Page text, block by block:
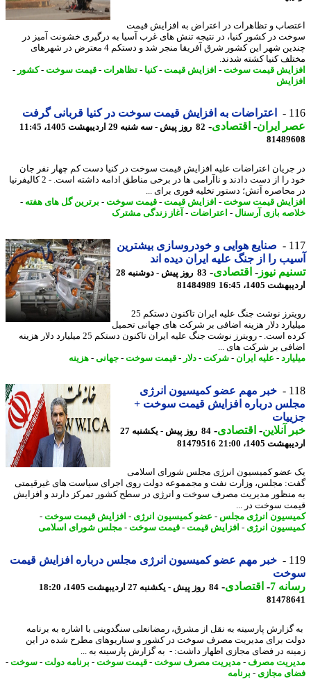
و تظاهرات در اعتراض به افزایش قیمت
در کشور کنیا، در نتیجه تنش های غرب آسیا به درگیری خشونت آمیز در
چندین شهر این کشور شرق آفریقا منجر شد و دستکم 4 معترض در شهرهای
کنیا کشته شدند.
قیمت سوخت-افزایش قیمت-کنیا-تظاهرات- قیمت سوخت-کشور-
اعتراضات به افزایش قیمت سوخت در کنیا قربانی گرفت
ایران- اقتصادی-82 روز پیش - سه شنبه 29 اردیبهشت 1405، 11:45
اعتراضات علیه افزایش قیمت سوخت در کنیا دست کم چهار نفر جان
خود را از دست دادند و ناآرامی ها در برخی مناطق ادامه داشته است. - 2 کالیفرنیا
آتش؛ دستور تخلیه فوری برای ...
قیمت سوخت-افزایش قیمت-قیمت سوخت-برترین گل های هفته-
بازی آرسنال-اعتراضات-آغاز زندگی مشترک
صنایع هوایی و خودروسازی بیشترین
را از جنگ علیه ایران دیده اند
نیوز-اقتصادی-
83 روز پیش - دوشنبه 28
1405، 16:45
81484989
رویترز نوشت جنگ علیه ایران تاکنون دستکم 25
دلار هزینه اضافی بر شرکت های جهانی تحمیل
کرده است. - رویترز نوشت جنگ علیه ایران تاکنون دستکم 25 میلیارد دلار هزینه
بر شرکت های ...
-علیه ایران - شرکت-دلار-قیمت سوخت-جهانی-هزینه
خبر مهم عضو کمیسیون انرژی
درباره افزایش قیمت سوخت +
آنلاین-اقتصادی-
84 روز پیش - یکشنبه 27
1405، 21:00
81479516
عضو کمیسیون انرژی مجلس شورای اسلامی
مجلس، وزارت نفت و مجمموعه دولت روی اجرای سیاست های غیرقیمتی
مدیریت مصرف سوخت و انرژی در سطح کشور تمرکز دارند و افزایش
سوخت در ...
انرژی مجلس-عضو کمیسیون انرژی-افزایش قیمت سوخت-
انرژی-افزایش قیمت-قیمت سوخت-مجلس شورای اسلامی
خبر مهم عضو کمیسیون انرژی مجلس درباره افزایش قیمت
7
-اقتصادی-84 روز پیش - یکشنبه 27 اردیبهشت 1405، 18:20
پارسینه به نقل از مشرق، رمضانعلی سنگدوینی با اشاره به برنامه
برای مدیریت مصرف سوخت در کشور و سناریوهای مطرح شده در این
در فضای مجازی اظهار داشت: - به گزارش پارسینه به ...
مصرف- مدیریت مصرف سوخت-قیمت سوخت-برنامه دولت-سوخت-
مجازی- برنامه